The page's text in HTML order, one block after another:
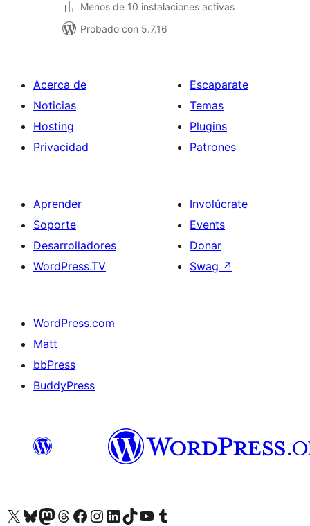
Menos de 10 instalaciones activas
Probado con 5.7.16
Acerca de
Noticias
Hosting
Privacidad
Escaparate
Temas
Plugins
Patrones
Aprender
Soporte
Desarrolladores
WordPress.TV
Involúcrate
Events
Donar
Swag ↗
WordPress.com
Matt
bbPress
BuddyPress
Visit our X (formerly Twitter) account
Visit our Bluesky account
Visita nuestra cuenta de Twitter
Visit our Threads account
Visita nuestra página de Facebook
Visite nuestra cuenta de Instagram
Visit our LinkedIn account
Visit our TikTok account
Visit our YouTube channel
Visit our Tumblr account